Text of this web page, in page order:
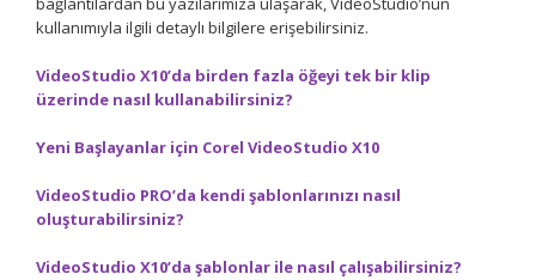
kullanımıyla ilgili detaylı bilgilere erişebilirsiniz.
VideoStudio X10’da birden fazla öğeyi tek bir klip
üzerinde nasıl kullanabilirsiniz?
Yeni Başlayanlar için Corel VideoStudio X10
VideoStudio PRO’da kendi şablonlarınızı nasıl
oluşturabilirsiniz?
VideoStudio X10’da şablonlar ile nasıl çalışabilirsiniz?